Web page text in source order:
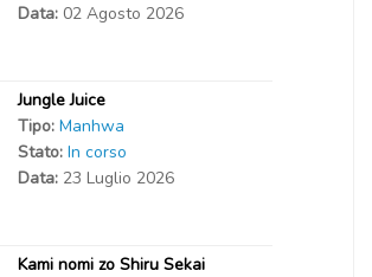
Data: 02 Agosto 2026
Jungle Juice
Tipo: Manhwa
Stato: In corso
Data: 23 Luglio 2026
Kami nomi zo Shiru Sekai